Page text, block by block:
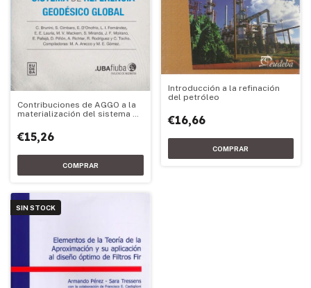
Contribuciones de AGGO a la
materialización del sistema de
€15,26
Introducción a la refinación
del petróleo
€16,66
SIN STOCK